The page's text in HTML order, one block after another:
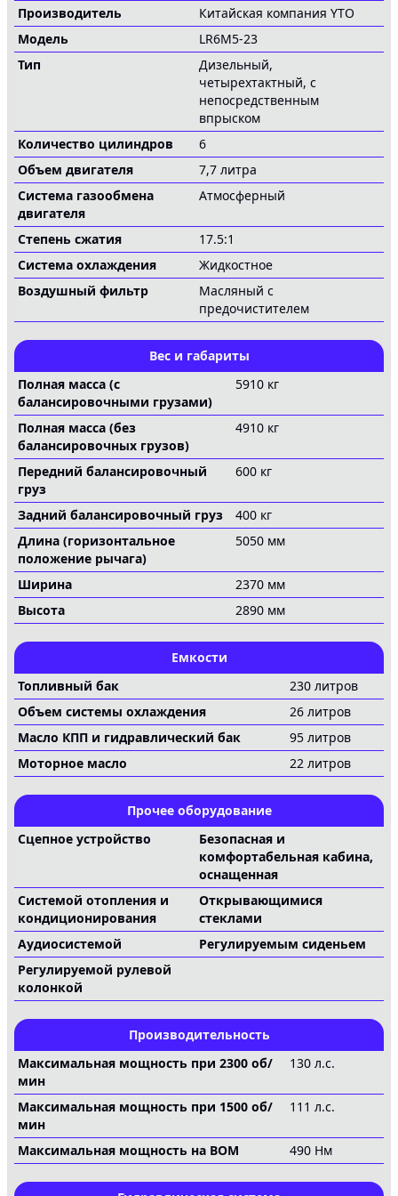
посев и уборка на больших полях, конструкция
двигателя с низким расходом топлива, кабина,
оснащенная средствами комфорта, использование
качественных компонентов и точная инженерная
разработка являются другими преимуществами
Производитель
Китайская компания YTO
Модель
LR6M5-23
Тип
Дизельный,
четырехтактный, с
непосредственным
впрыском
Количество цилиндров
6
Объем двигателя
7,7 литра
Система газообмена
двигателя
Атмосферный
Степень сжатия
17.5:1
Система охлаждения
Жидкостное
Воздушный фильтр
Масляный с
предочистителем
Вес и габариты
Полная масса (с
балансировочными грузами)
5910 кг
Полная масса (без
балансировочных грузов)
4910 кг
Передний балансировочный
груз
600 кг
Задний балансировочный груз
400 кг
Длина (горизонтальное
положение рычага)
5050 мм
Ширина
2370 мм
Высота
2890 мм
Емкости
Топливный бак
230 литров
Объем системы охлаждения
26 литров
Масло КПП и гидравлический бак
95 литров
Моторное масло
22 литров
Прочее оборудование
Сцепное устройство
Безопасная и
комфортабельная кабина,
оснащенная
Системой отопления и
кондиционирования
Открывающимися
стеклами
Аудиосистемой
Регулируемым сиденьем
Регулируемой рулевой
колонкой
Производительность
Максимальная мощность при 2300 об/
мин
130 л.с.
Максимальная мощность при 1500 об/
мин
111 л.с.
Максимальная мощность на ВОМ 490 Нм